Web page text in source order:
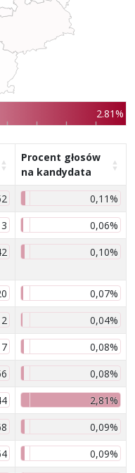
2.81%
Procent głosów
na kandydata
0,11%
0,06%
0,10%
0,07%
0,04%
0,08%
0,08%
2,81%
0,09%
0,09%